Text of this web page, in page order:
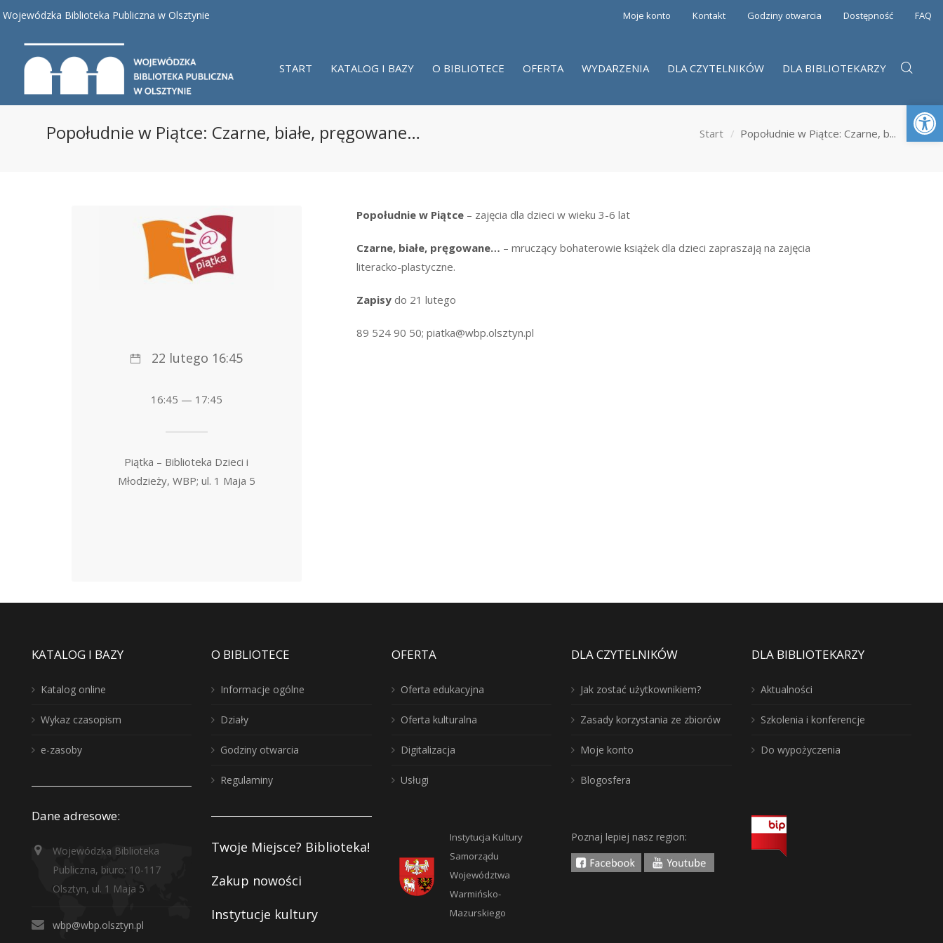
Wojewódzka Biblioteka Publiczna w Olsztynie Moje konto Kontakt Godziny otwarcia Dostępność FAQ
START KATALOG I BAZY O BIBLIOTECE OFERTA WYDARZENIA DLA CZYTELNIKÓW DLA BIBLIOTEKARZY
Popołudnie w Piątce: Czarne, białe, pręgowane… Start Popołudnie w Piątce: Czarne, b...
Popołudnie w Piątce – zajęcia dla dzieci w wieku 3-6 lat
Czarne, białe, pręgowane… – mruczący bohaterowie książek dla dzieci zapraszają na zajęcia
literacko-plastyczne.
Zapisy do 21 lutego
89 524 90 50; piatka@wbp.olsztyn.pl
22 lutego 16:45
16:45 — 17:45
Piątka – Biblioteka Dzieci i
Młodzieży, WBP; ul. 1 Maja 5
KATALOG I BAZY
Katalog online
Wykaz czasopism
e-zasoby
Dane adresowe:
Wojewódzka Biblioteka
Publiczna, biuro: 10-117
Olsztyn, ul. 1 Maja 5
wbp@wbp.olsztyn.pl
O BIBLIOTECE
Informacje ogólne
Działy
Godziny otwarcia
Regulaminy
Twoje Miejsce? Biblioteka!
Zakup nowości
Instytucje kultury
OFERTA
Oferta edukacyjna
Oferta kulturalna
Digitalizacja
Usługi
Instytucja Kultury
Samorządu
Województwa
Warmińsko-
Mazurskiego
DLA CZYTELNIKÓW
Jak zostać użytkownikiem?
Zasady korzystania ze zbiorów
Moje konto
Blogosfera
Poznaj lepiej nasz region:
DLA BIBLIOTEKARZY
Aktualności
Szkolenia i konferencje
Do wypożyczenia